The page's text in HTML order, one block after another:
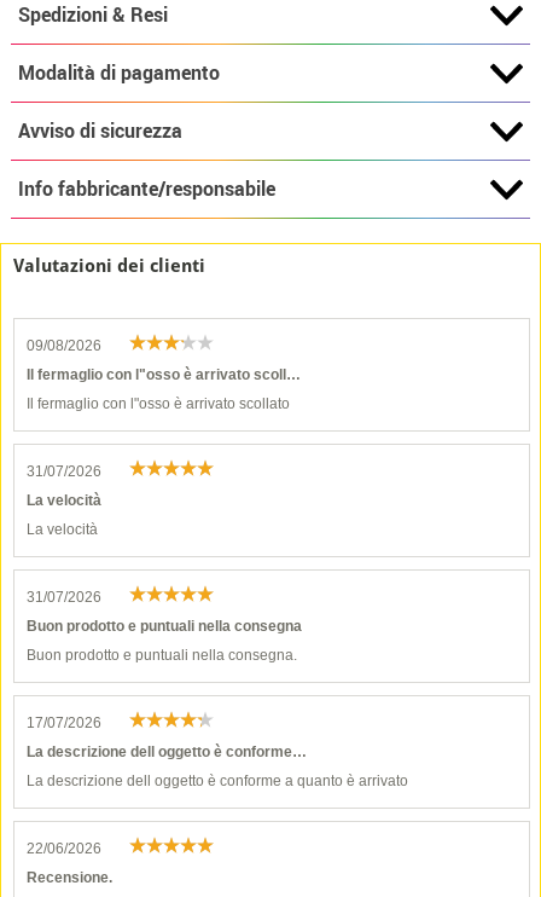
Spedizioni & Resi
Modalità di pagamento
Avviso di sicurezza
Info fabbricante/responsabile
Valutazioni dei clienti
09/08/2026
Il fermaglio con l"osso è arrivato scoll…
Il fermaglio con l"osso è arrivato scollato
31/07/2026
La velocità
La velocità
31/07/2026
Buon prodotto e puntuali nella consegna
Buon prodotto e puntuali nella consegna.
17/07/2026
La descrizione dell oggetto è conforme…
La descrizione dell oggetto è conforme a quanto è arrivato
22/06/2026
Recensione.